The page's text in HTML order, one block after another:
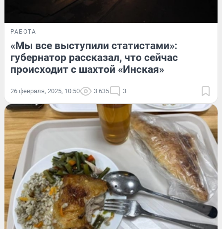
РАБОТА
«Мы все выступили статистами»:
губернатор рассказал, что сейчас
происходит с шахтой «Инская»
26 февраля, 2025, 10:50 3 635 3